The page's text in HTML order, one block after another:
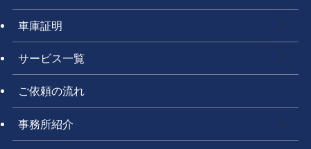
車庫証明
サービス一覧
ご依頼の流れ
事務所紹介